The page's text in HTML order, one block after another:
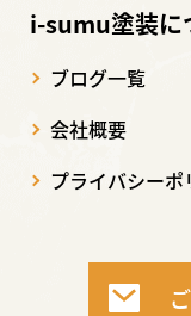
i-sumu塗装に
ブログ一覧
会社概要
プライバシーポ